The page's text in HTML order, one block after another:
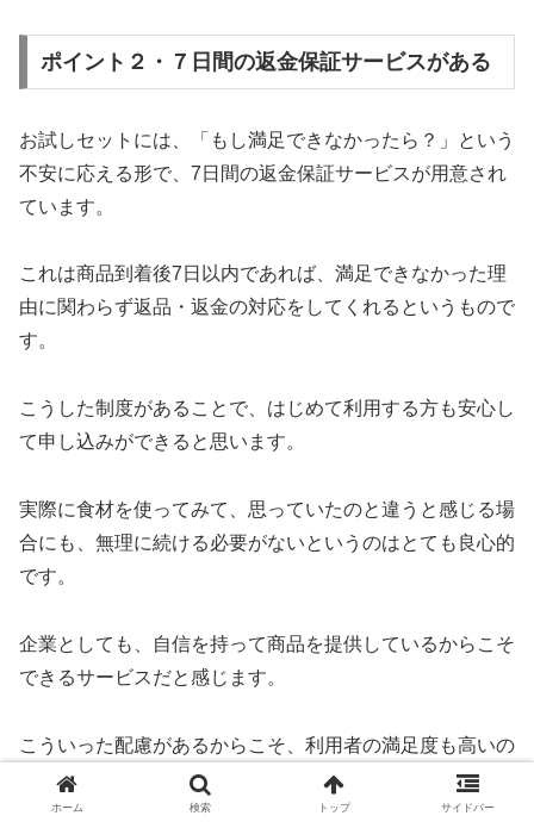
ポイント２・７日間の返金保証サービスがある
お試しセットには、「もし満足できなかったら？」という
不安に応える形で、7日間の返金保証サービスが用意され
ています。
これは商品到着後7日以内であれば、満足できなかった理
由に関わらず返品・返金の対応をしてくれるというもので
す。
こうした制度があることで、はじめて利用する方も安心し
て申し込みができると思います。
実際に食材を使ってみて、思っていたのと違うと感じる場
合にも、無理に続ける必要がないというのはとても良心的
です。
企業としても、自信を持って商品を提供しているからこそ
できるサービスだと感じます。
こういった配慮があるからこそ、利用者の満足度も高いの
だと思います。
ホーム 検索 トップ サイドバー